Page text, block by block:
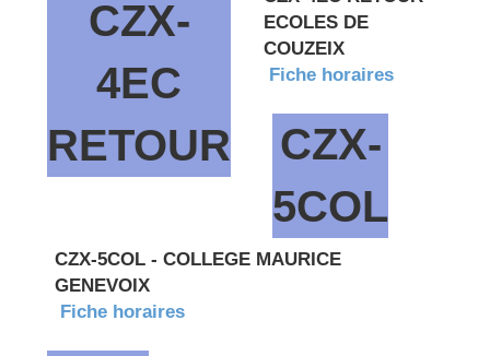
CZX-
4EC
RETOUR
ECOLES DE
COUZEIX
Fiche horaires
CZX-
5COL
CZX-5COL - COLLEGE MAURICE
GENEVOIX
Fiche horaires